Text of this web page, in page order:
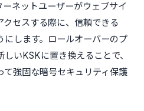
ネットユーザーがウェブサイ
クセスする際に、信頼できる
にします。ロールオーバーのプ
いKSKに置き換えることで、
て強固な暗号セキュリティ保護